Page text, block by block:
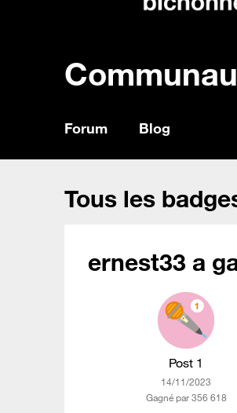
Forum Blog
Tous les
ernest33 a
Post 1
‎14/11/2023
Gagné par 356 618